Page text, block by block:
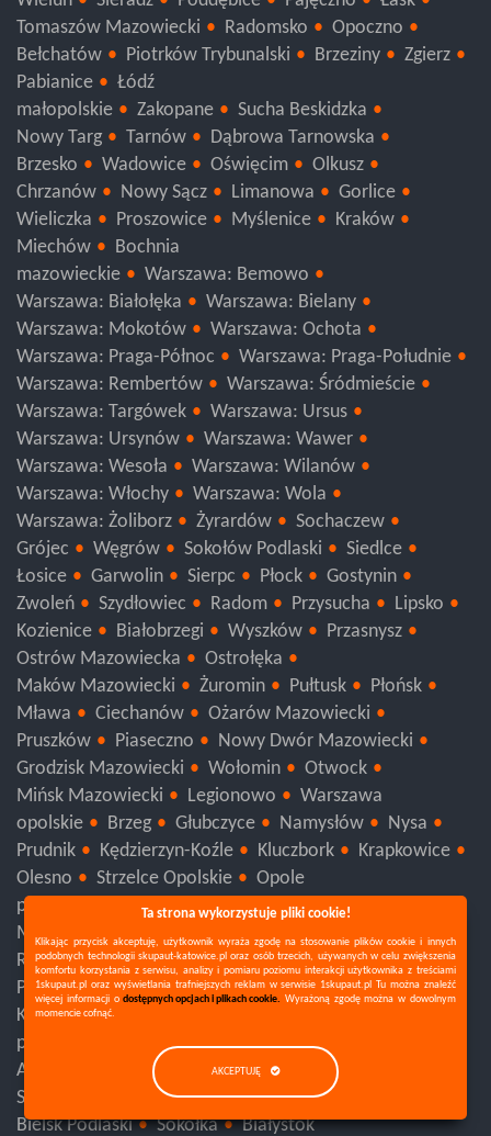
Kutno
Skierniewice Zduńska Wola
Wieruszów
Wieluń
Sieradz Poddębice Pajęczno
Łask
Tomaszów Mazowiecki
Radomsko
Opoczno
Bełchatów
Piotrków Trybunalski
Pabianice
Łódź
małopolskie
Zakopane
Sucha Beskidzka
Nowy Targ
Tarnów
Dąbrowa Tarnowska
Brzesko
Wadowice Oświęcim
Olkusz
Chrzanów
Nowy Sącz Limanowa
Gorlice
Wieliczka
Proszowice
Miechów
Bochnia
mazowieckie
Warszawa: Bemowo
Warszawa: Białołęka
Warszawa: Bielany
Warszawa: Mokotów
Warszawa: Ochota
Warszawa: Praga-Północ
Warszawa: Praga-Południe
Warszawa: Rembertów
Warszawa: Śródmieście
Warszawa: Targówek
Warszawa: Ursus
Warszawa: Ursynów
Warszawa: Wawer
Warszawa: Wesoła
Warszawa: Wilanów
Warszawa: Włochy
Warszawa: Wola
Warszawa: Żoliborz
Żyrardów
Sochaczew
Grójec
Węgrów Sokołów Podlaski
Siedlce
Łosice
Garwolin Sierpc Płock
Gostynin
Zwoleń
Szydłowiec Radom Przysucha
Lipsko
Kozienice
Białobrzegi Wyszków
Ostrów Mazowiecka
Ostrołęka
Maków Mazowiecki
Żuromin Pułtusk
Mława
Ciechanów
Ożarów Mazowiecki
Pruszków
Piaseczno
Nowy Dwór Mazowiecki
Grodzisk Mazowiecki
Wołomin
Otwock
Mińsk Mazowiecki
Legionowo
Warszawa
opolskie
Brzeg Głubczyce Namysłów
Nysa
Prudnik
Kędzierzyn-Koźle Kluczbork
Olesno
Strzelce Opolskie
Opole
podkarpackie
Tarnobrzeg Stalowa Wola
Nisko
Mielec
Leżajsk Dębica Strzyżów
Rzeszów
Ropczyce
Łańcut Kolbuszowa
Przeworsk
Przemyśl
Krosno
Brzozów
Ustrzyki Dolne
podlaskie
Suwałki Mońki
Augustów
Ta strona wykorzystuje pliki cookie!
Klikając przycisk akceptuję, użytkownik wyraża zgodę na stosowanie plików cookie i innych
podobnych technologii skupaut-katowice.pl oraz osób trzecich, używanych w celu zwiększenia
komfortu korzystania z serwisu, analizy i pomiaru poziomu interakcji użytkownika z treściami
1skupaut.pl oraz wyświetlania trafniejszych reklam w serwisie 1skupaut.pl Tu można znaleźć
więcej informacji odostępnych opcjach i plikach cookie. Wyrażoną zgodę można w dowolnym
momencie cofnąć.
AKCEPTUJĘ